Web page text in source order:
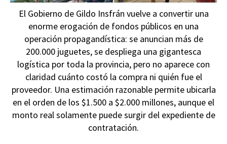
El Gobierno de Gildo Insfrán vuelve a convertir una
enorme erogación de fondos públicos en una
operación propagandística: se anuncian más de
200.000 juguetes, se despliega una gigantesca
logística por toda la provincia, pero no aparece con
claridad cuánto costó la compra ni quién fue el
proveedor. Una estimación razonable permite ubicarla
en el orden de los $1.500 a $2.000 millones, aunque el
monto real solamente puede surgir del expediente de
contratación.